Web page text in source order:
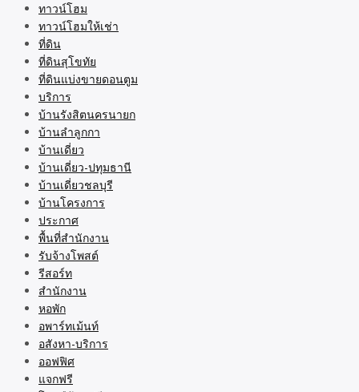
ทาวน์โฮม
ทาวน์โฮมให้เช่า
ที่ดิน
ที่ดินสุโขทัย
ที่ดินแบ่งขายดอนตูม
บริการ
บ้านรังสิตนครนายก
บ้านลำลูกกา
บ้านเดี่ยว
บ้านเดี่ยว-ปทุมธานี
บ้านเดี่ยวชลบุรี
บ้านโครงการ
ประกาศ
พื้นที่สำนักงาน
รับจ้างโพสต์
รีสอร์ท
สำนักงาน
หอพัก
อพาร์ทเม้นท์
อสังหา-บริการ
ออฟฟิศ
แจกฟรี